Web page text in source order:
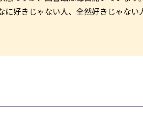
に好きじゃない人、全然好きじゃない